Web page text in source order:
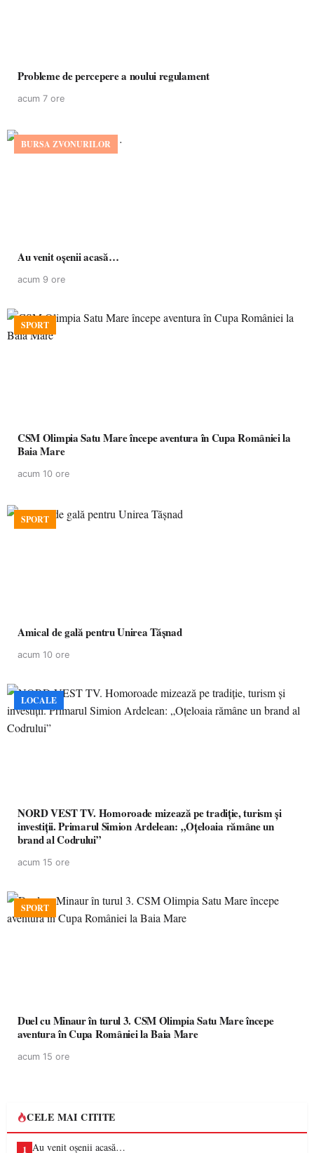
Probleme de percepere a noului regulament
acum 7 ore
BURSA ZVONURILOR
Au venit oșenii acasă…
acum 9 ore
SPORT
CSM Olimpia Satu Mare începe aventura în Cupa României la
Baia Mare
acum 10 ore
SPORT
Amical de gală pentru Unirea Tășnad
acum 10 ore
LOCALE
NORD VEST TV. Homoroade mizează pe tradiție, turism și
investiții. Primarul Simion Ardelean: „Oțeloaia rămâne un
brand al Codrului”
acum 15 ore
SPORT
Duel cu Minaur în turul 3. CSM Olimpia Satu Mare începe
aventura în Cupa României la Baia Mare
acum 15 ore
CELE MAI CITITE
1 Au venit oșenii acasă…